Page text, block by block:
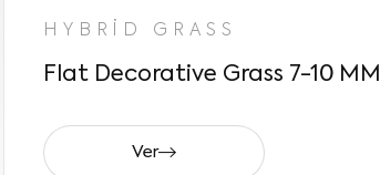
HYBRİD GRASS
Flat Decorative Grass 7-10 MM
Ver